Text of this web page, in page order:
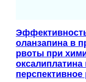
оланзапина в
рвоты при
оксалиплатина